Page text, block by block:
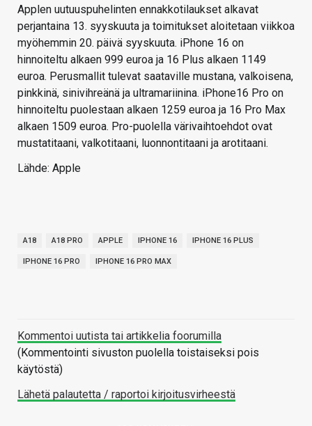
Applen uutuuspuhelinten ennakkotilaukset alkavat
perjantaina 13. syyskuuta ja toimitukset aloitetaan viikkoa
myöhemmin 20. päivä syyskuuta. iPhone 16 on
hinnoiteltu alkaen 999 euroa ja 16 Plus alkaen 1149
euroa. Perusmallit tulevat saataville mustana, valkoisena,
pinkkinä, sinivihreänä ja ultramariinina. iPhone16 Pro on
hinnoiteltu puolestaan alkaen 1259 euroa ja 16 Pro Max
alkaen 1509 euroa. Pro-puolella värivaihtoehdot ovat
mustatitaani, valkotitaani, luonnontitaani ja arotitaani.
Lähde: Apple
A18 A18 PRO APPLE IPHONE 16 IPHONE 16 PLUS
IPHONE 16 PRO IPHONE 16 PRO MAX
Kommentoi uutista tai artikkelia foorumilla
(Kommentointi sivuston puolella toistaiseksi pois
käytöstä)
Lähetä palautetta / raportoi kirjoitusvirheestä